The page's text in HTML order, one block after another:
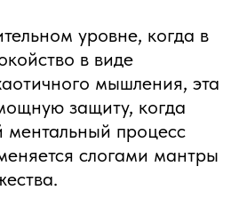
уровне, когда в
в виде
мышления, эта
защиту, когда
ментальный процесс
слогами мантры